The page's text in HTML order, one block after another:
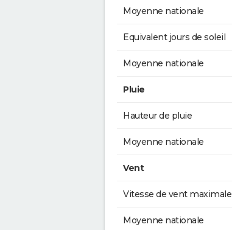
Moyenne nationale
Equivalent jours de soleil
Moyenne nationale
Pluie
Hauteur de pluie
Moyenne nationale
Vent
Vitesse de vent maximale
Moyenne nationale